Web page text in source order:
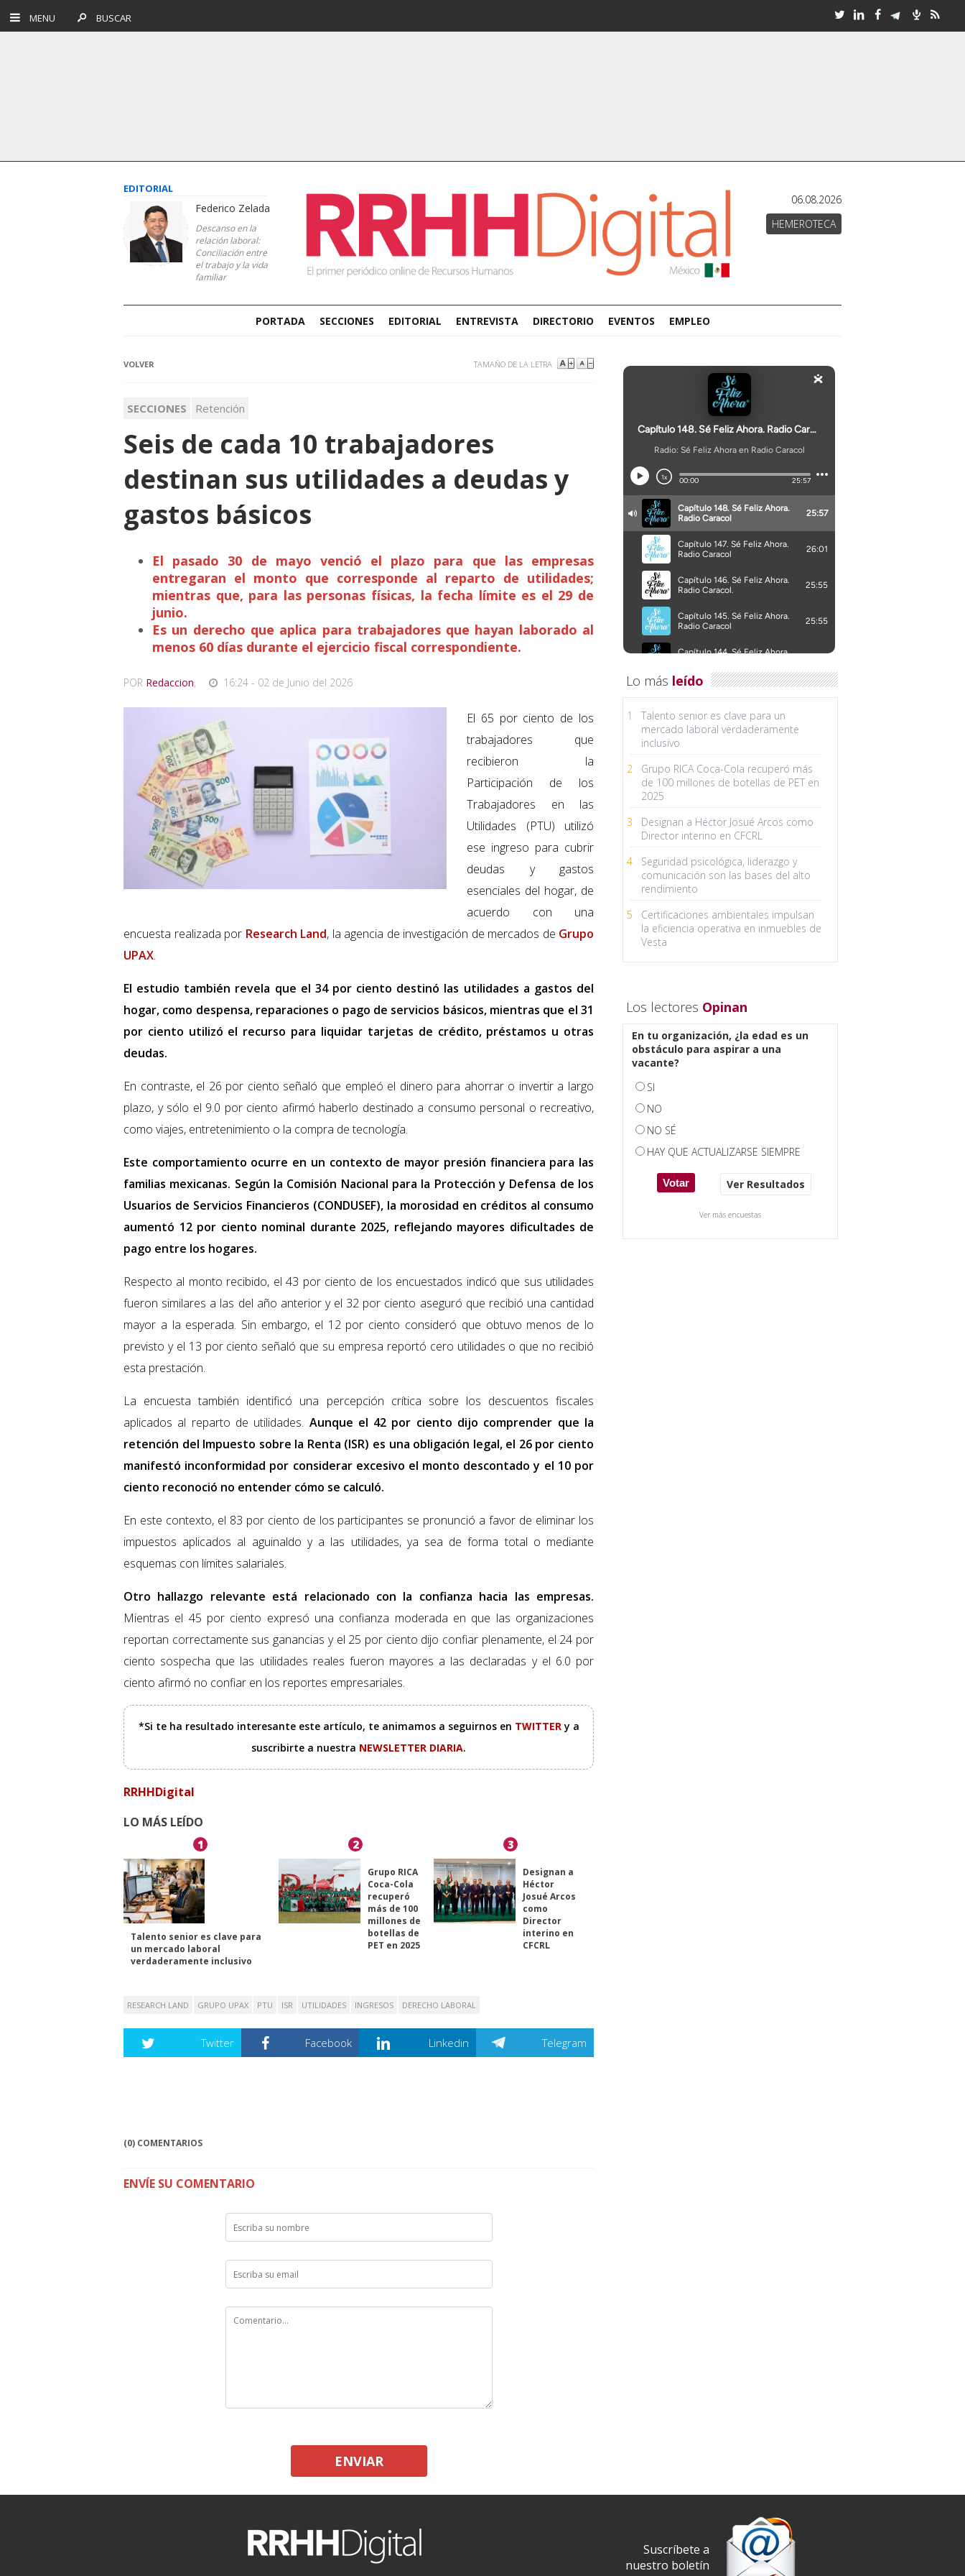
MENU BUSCAR
EDITORIAL
Federico Zelada
Descanso en la
relación laboral:
Conciliación entre
el trabajo y la vida
familiar
06.08.2026
HEMEROTECA
PORTADA SECCIONES EDITORIAL ENTREVISTA DIRECTORIO EVENTOS EMPLEO
VOLVER TAMAÑO DE LA LETRA
SECCIONES Retención
Seis de cada 10 trabajadores
destinan sus utilidades a deudas y
gastos básicos
El pasado 30 de mayo venció el plazo para que las empresas
entregaran el monto que corresponde al reparto de utilidades;
mientras que, para las personas físicas, la fecha límite es el 29 de
junio.
Es un derecho que aplica para trabajadores que hayan laborado al
menos 60 días durante el ejercicio fiscal correspondiente.
POR Redaccion, 16:24 - 02 de Junio del 2026
El 65 por ciento de los
trabajadores que
recibieron la
Participación de los
Trabajadores en las
Utilidades (PTU) utilizó
ese ingreso para cubrir
deudas y gastos
esenciales del hogar, de
acuerdo con una
encuesta realizada por Research Land, la agencia de investigación de mercados de Grupo
UPAX.
El estudio también revela que el 34 por ciento destinó las utilidades a gastos del
hogar, como despensa, reparaciones o pago de servicios básicos, mientras que el 31
por ciento utilizó el recurso para liquidar tarjetas de crédito, préstamos u otras
deudas.
En contraste, el 26 por ciento señaló que empleó el dinero para ahorrar o invertir a largo
plazo, y sólo el 9.0 por ciento afirmó haberlo destinado a consumo personal o recreativo,
como viajes, entretenimiento o la compra de tecnología.
Este comportamiento ocurre en un contexto de mayor presión financiera para las
familias mexicanas. Según la Comisión Nacional para la Protección y Defensa de los
Usuarios de Servicios Financieros (CONDUSEF), la morosidad en créditos al consumo
aumentó 12 por ciento nominal durante 2025, reflejando mayores dificultades de
pago entre los hogares.
Respecto al monto recibido, el 43 por ciento de los encuestados indicó que sus utilidades
fueron similares a las del año anterior y el 32 por ciento aseguró que recibió una cantidad
mayor a la esperada. Sin embargo, el 12 por ciento consideró que obtuvo menos de lo
previsto y el 13 por ciento señaló que su empresa reportó cero utilidades o que no recibió
esta prestación.
La encuesta también identificó una percepción crítica sobre los descuentos fiscales
aplicados al reparto de utilidades. Aunque el 42 por ciento dijo comprender que la
retención del Impuesto sobre la Renta (ISR) es una obligación legal, el 26 por ciento
manifestó inconformidad por considerar excesivo el monto descontado y el 10 por
ciento reconoció no entender cómo se calculó.
En este contexto, el 83 por ciento de los participantes se pronunció a favor de eliminar los
impuestos aplicados al aguinaldo y a las utilidades, ya sea de forma total o mediante
esquemas con límites salariales.
Otro hallazgo relevante está relacionado con la confianza hacia las empresas.
Mientras el 45 por ciento expresó una confianza moderada en que las organizaciones
reportan correctamente sus ganancias y el 25 por ciento dijo confiar plenamente, el 24 por
ciento sospecha que las utilidades reales fueron mayores a las declaradas y el 6.0 por
ciento afirmó no confiar en los reportes empresariales.
*Si te ha resultado interesante este artículo, te animamos a seguirnos en TWITTERy a
suscribirte a nuestra NEWSLETTER DIARIA.
RRHHDigital
LO MÁS LEÍDO
1
Talento senior es clave para
un mercado laboral
verdaderamente inclusivo
2
Grupo RICA
Coca-Cola
recuperó
más de 100
millones de
botellas de
PET en 2025
3
Designan a
Héctor
Josué Arcos
como
Director
interino en
CFCRL
RESEARCH LAND GRUPO UPAX PTU ISR UTILIDADES INGRESOS DERECHO LABORAL
Twitter Facebook Linkedin Telegram
(0) COMENTARIOS
ENVÍE SU COMENTARIO
ENVIAR
Lo más leído
1
Talento senior es clave para un
mercado laboral verdaderamente
inclusivo
2
Grupo RICA Coca-Cola recuperó más
de 100 millones de botellas de PET en
2025
3
Designan a Héctor Josué Arcos como
Director interino en CFCRL
4
Seguridad psicológica, liderazgo y
comunicación son las bases del alto
rendimiento
5
Certificaciones ambientales impulsan
la eficiencia operativa en inmuebles de
Vesta
Los lectores Opinan
En tu organización, ¿la edad es un
obstáculo para aspirar a una
vacante?
SI
NO
NO SÉ
HAY QUE ACTUALIZARSE SIEMPRE
Ver Resultados
Ver más encuestas
Suscríbete a
nuestro boletín